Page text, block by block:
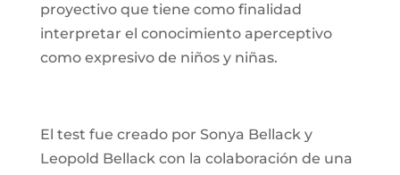
proyectivo que tiene como finalidad
interpretar el conocimiento aperceptivo
como expresivo de niños y niñas.
El test fue creado por Sonya Bellack y
Leopold Bellack con la colaboración de una